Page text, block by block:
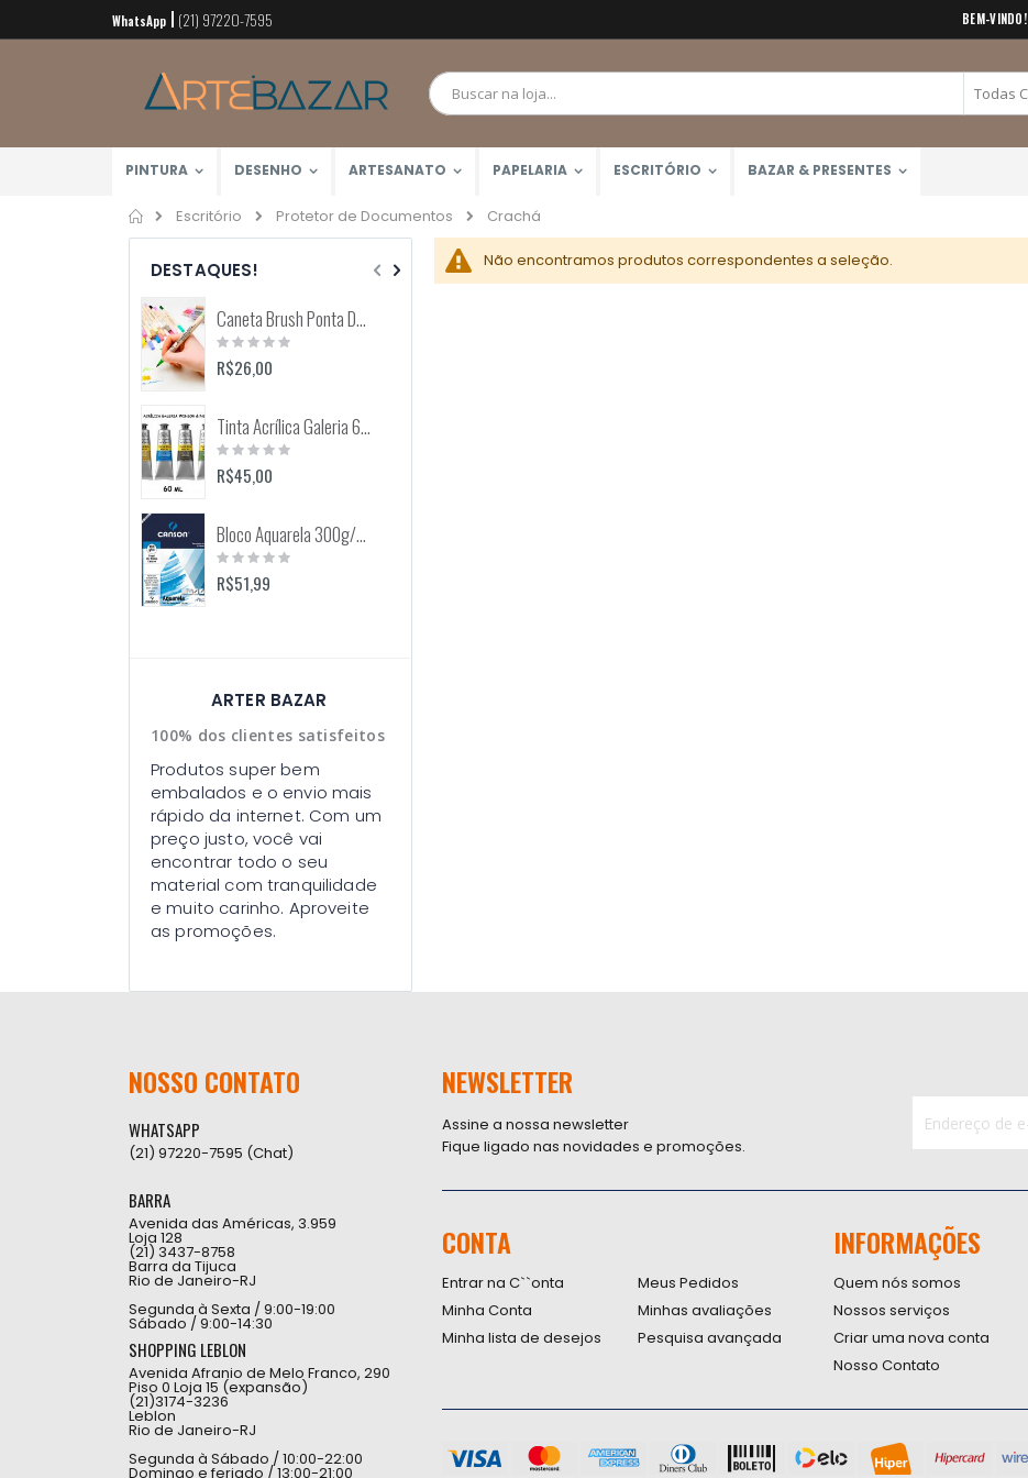
Pular
para
conteúdo
BEM-VINDO!
WhatsApp (21) 97220-7595
PINTURA DESENHO ARTESANATO PAPELARIA ESCRITÓRIO BAZAR & PRESENTES
Home
Escritório Protetor de Documentos Crachá
Não encontramos produtos correspondentes a seleção.
DESTAQUES!
Caneta Brush Ponta Dupla Zig Brushables (Kuretake)
Rating:
0%
R$26,00
Tinta Acrílica Galeria 60ml (Winsor & Newton)
Rating:
0%
R$45,00
Bloco Aquarela 300g/m2 12 Folhas (Canson)
Rating:
0%
R$51,99
ARTER BAZAR
100% dos clientes satisfeitos
Produtos super bem
embalados e o envio mais
rápido da internet. Com um
preço justo, você vai
encontrar todo o seu
material com tranquilidade
e muito carinho. Aproveite
as promoções.
NOSSO CONTATO
WHATSAPP
(21) 97220-7595 (Chat)
BARRA
Avenida das Américas, 3.959
Loja 128
(21) 3437-8758
Barra da Tijuca
Rio de Janeiro-RJ
Segunda à Sexta / 9:00-19:00
Sábado / 9:00-14:30
SHOPPING LEBLON
Avenida Afranio de Melo Franco, 290
Piso 0 Loja 15 (expansão)
(21)3174-3236
Leblon
Rio de Janeiro-RJ
Segunda à Sábado / 10:00-22:00
Domingo e feriado / 13:00-21:00
NEWSLETTER
Assine a nossa newsletter
Fique ligado nas novidades e promoções.
nossa
Newsletter:
CONTA
Entrar na C``onta
Minha Conta
Minha lista de desejos
Meus Pedidos
Minhas avaliações
Pesquisa avançada
INFORMAÇÕES
Quem nós somos
Nossos serviços
Criar uma nova conta
Nosso Contato